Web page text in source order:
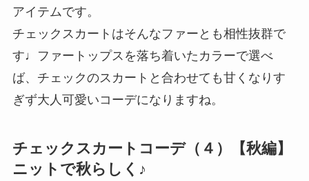
アイテムです。
チェックスカートはそんなファーとも相性抜群で
す♩ファートップスを落ち着いたカラーで選べ
ば、チェックのスカートと合わせても甘くなりす
ぎず大人可愛いコーデになりますね。
チェックスカートコーデ（４）【秋編】
ニットで秋らしく♪